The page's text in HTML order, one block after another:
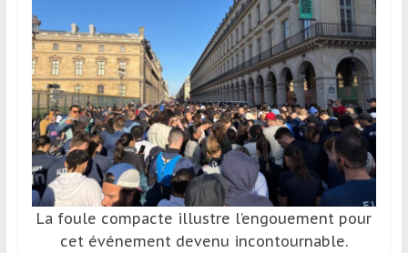
La foule compacte illustre l’engouement pour
cet événement devenu incontournable.